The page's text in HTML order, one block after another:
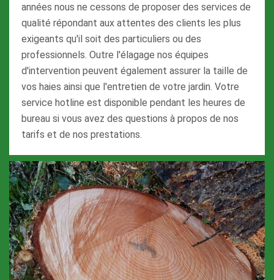
années nous ne cessons de proposer des services de
qualité répondant aux attentes des clients les plus
exigeants qu'il soit des particuliers ou des
professionnels. Outre l'élagage nos équipes
d'intervention peuvent également assurer la taille de
vos haies ainsi que l'entretien de votre jardin. Votre
service hotline est disponible pendant les heures de
bureau si vous avez des questions à propos de nos
tarifs et de nos prestations.